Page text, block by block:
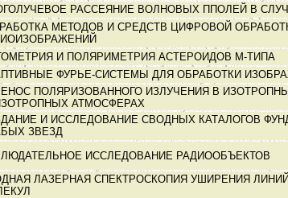
РАССЕЯНИЕ ВОЛНОВЫХ ППОЛЕЙ В
МЕТОДОВ И СРЕДСТВ ЦИФРОВОЙ
И ПОЛЯРИМЕТРИЯ АСТЕРОИДОВ М-ТИПА
ФУРЬЕ-СИСТЕМЫ ДЛЯ ОБРАБОТКИ
ПОЛЯРИЗОВАННОГО ИЗЛУЧЕНИЯ В
АТМОСФЕРАХ
И ИССЛЕДОВАНИЕ СВОДНЫХ КАТАЛОГОВ
ЗВЕЗД
ИССЛЕДОВАНИЕ РАДИООБЪЕКТОВ
ЛАЗЕРНАЯ СПЕКТРОСКОПИЯ УШИРЕНИЯ